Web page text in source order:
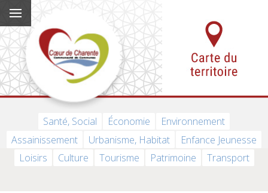
Santé, Social Économie
Environnement
Assainissement
Urbanisme, Habitat
Enfance Jeunesse
Loisirs
Culture Tourisme Patrimoine Transport